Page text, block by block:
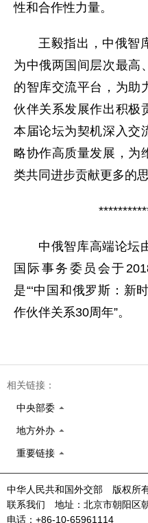
性和合作性力量。
王毅指出，中俄智
为中俄两国间层次最高
的智库交流平台，为助
伙伴关系发展作出积极
本届论坛为契机深入交
略协作高质量发展，为
类共同进步贡献更多的
中俄智库高端论坛
国际事务委员会于
是“‘中国和俄罗斯：新
作伙伴关系30周年”。
相关链接：
中央部委
地方外办
重要链接
中华人民共和国外交部 版权所
联系我们 地址：北京市朝阳
电话：+86-10-65961114